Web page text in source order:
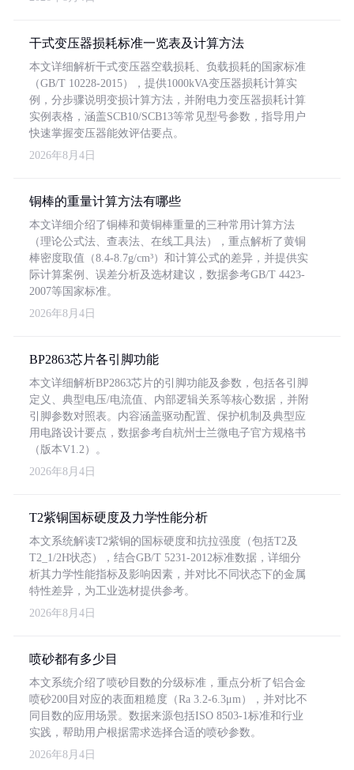
干式变压器损耗标准一览表及计算方法
本文详细解析干式变压器空载损耗、负载损耗的国家标准
（GB/T 10228-2015），提供1000kVA变压器损耗计算实
例，分步骤说明变损计算方法，并附电力变压器损耗计算
实例表格，涵盖SCB10/SCB13等常见型号参数，指导用户
快速掌握变压器能效评估要点。
2026年8月4日
铜棒的重量计算方法有哪些
本文详细介绍了铜棒和黄铜棒重量的三种常用计算方法
（理论公式法、查表法、在线工具法），重点解析了黄铜
棒密度取值（8.4-8.7g/cm³）和计算公式的差异，并提供实
际计算案例、误差分析及选材建议，数据参考GB/T 4423-
2007等国家标准。
2026年8月4日
BP2863芯片各引脚功能
本文详细解析BP2863芯片的引脚功能及参数，包括各引脚
定义、典型电压/电流值、内部逻辑关系等核心数据，并附
引脚参数对照表。内容涵盖驱动配置、保护机制及典型应
用电路设计要点，数据参考自杭州士兰微电子官方规格书
（版本V1.2）。
2026年8月4日
T2紫铜国标硬度及力学性能分析
本文系统解读T2紫铜的国标硬度和抗拉强度（包括T2及
T2_1/2H状态），结合GB/T 5231-2012标准数据，详细分
析其力学性能指标及影响因素，并对比不同状态下的金属
特性差异，为工业选材提供参考。
2026年8月4日
喷砂都有多少目
本文系统介绍了喷砂目数的分级标准，重点分析了铝合金
喷砂200目对应的表面粗糙度（Ra 3.2-6.3μm），并对比不
同目数的应用场景。数据来源包括ISO 8503-1标准和行业
实践，帮助用户根据需求选择合适的喷砂参数。
2026年8月4日